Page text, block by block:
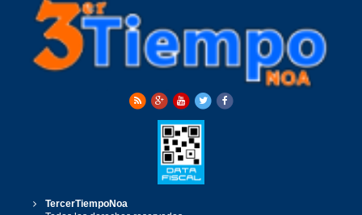
TercerTiempoNoa